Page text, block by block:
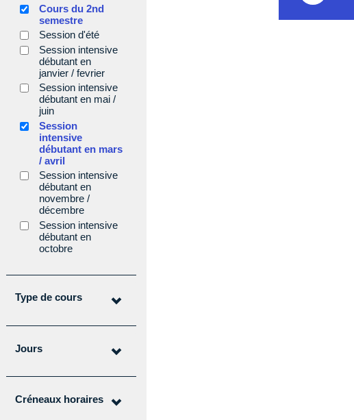
Cours du 2nd
semestre
Session d'été
Session intensive
débutant en
janvier / fevrier
Session intensive
débutant en mai /
juin
Session
intensive
débutant en mars
/ avril
Session intensive
débutant en
novembre /
décembre
Session intensive
débutant en
octobre
Type de cours
Jours
Créneaux horaires